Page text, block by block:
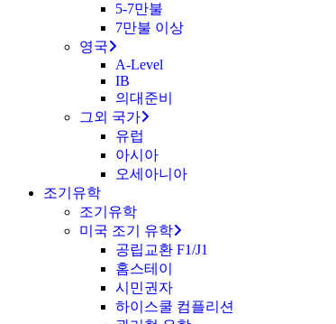
5-7만불
7만불 이상
영국
A-Level
IB
의대준비
그외 국가
유럽
아시아
오세아니아
조기유학
조기유학
미국 조기 유학
공립교환 F1/J1
홈스테이
시민권자
하이스쿨 컴플리션